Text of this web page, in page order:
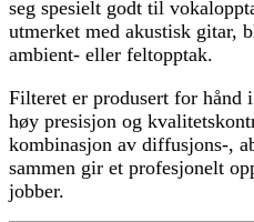
seg spesielt godt til
utmerket med akustisk gitar,
ambient- eller feltopptak.
Filteret er produsert for hånd
høy presisjon og
kombinasjon av diffusjons-,
sammen gir et profesjonelt
jobber.